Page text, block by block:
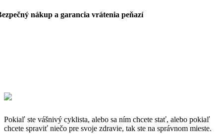
nákup a garancia vrátenia peňazí
Pokiaľ ste vášnivý cyklista, alebo sa ním chcete stať, alebo pokiaľ
chcete spraviť niečo pre svoje zdravie, tak ste na správnom mieste.